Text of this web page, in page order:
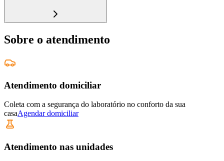
Sobre o atendimento
Atendimento domiciliar
Coleta com a segurança do laboratório no conforto da sua
casaAgendar domiciliar
Atendimento nas unidades